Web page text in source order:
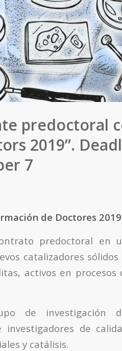
predoctoral
2019”.
7
de Doctores
predoctoral en
catalizadores sólidos
activos en procesos
de investigación
de
y catálisis.